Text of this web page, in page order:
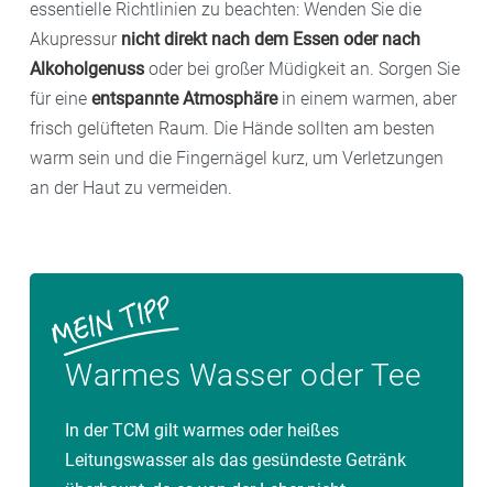
essentielle Richtlinien zu beachten: Wenden Sie die
Akupressur nicht direkt nach dem Essen oder nach
Alkoholgenuss oder bei großer Müdigkeit an. Sorgen Sie
für eine entspannte Atmosphärein einem warmen, aber
frisch gelüfteten Raum. Die Hände sollten am besten
warm sein und die Fingernägel kurz, um Verletzungen
an der Haut zu vermeiden.
Warmes Wasser oder Tee
In der TCM gilt warmes oder heißes
Leitungswasser als das gesündeste Getränk